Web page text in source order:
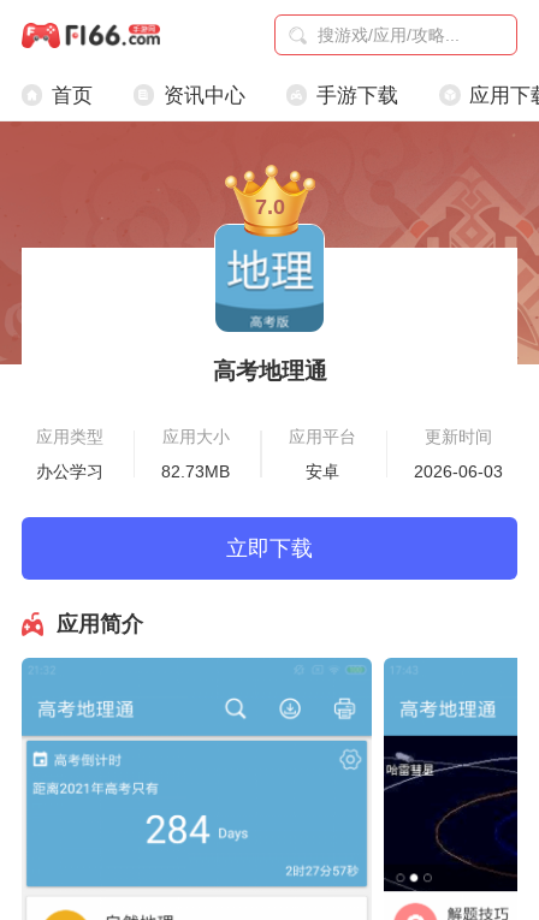
首页 资讯中心 手游下载 应用下
高考地理通
7.0
应用类型
办公学习
应用大小
82.73MB
应用平台
安卓
更新时间
2026-06-03
立即下载
应用简介